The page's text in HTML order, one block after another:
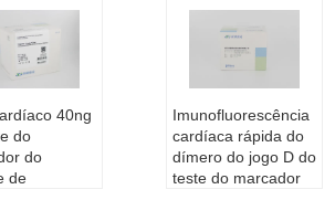
40ng
do
do
de
Imunofluorescência
cardíaca rápida do
dímero do jogo D do
teste do marcador